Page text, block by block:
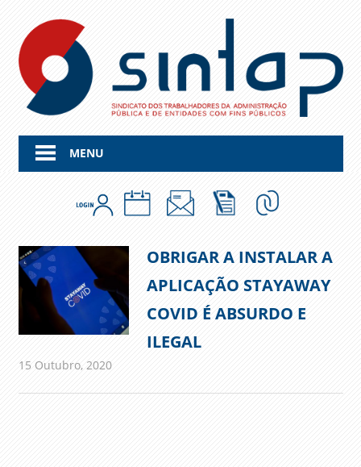
content
MENU
OBRIGAR A INSTALAR A
APLICAÇÃO STAYAWAY
COVID É ABSURDO E
ILEGAL
15 Outubro, 2020admin
Comunicados